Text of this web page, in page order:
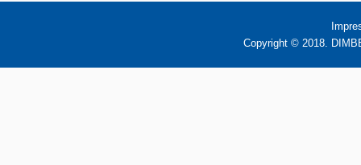
Copyright © 2018.